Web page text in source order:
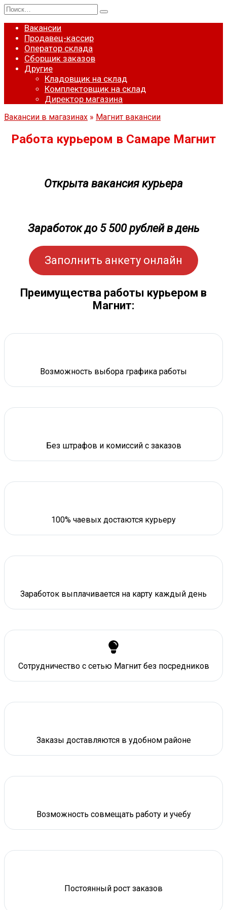
Перейти
к
содержанию
Search
for:
Вакансии
Продавец-кассир
Оператор склада
Сборщик заказов
Другие
Кладовщик на склад
Комплектовщик на склад
Директор магазина
Вакансии в магазинах » Магнит вакансии
Работа курьером в Самаре Магнит
Открыта вакансия курьера
Заработок до 5 500 рублей в день
Заполнить анкету онлайн
Преимущества работы курьером в
Магнит:
Возможность выбора графика работы
Без штрафов и комиссий с заказов
100% чаевых достаются курьеру
Заработок выплачивается на карту каждый день
Сотрудничество с сетью Магнит без посредников
Заказы доставляются в удобном районе
Возможность совмещать работу и учебу
Постоянный рост заказов